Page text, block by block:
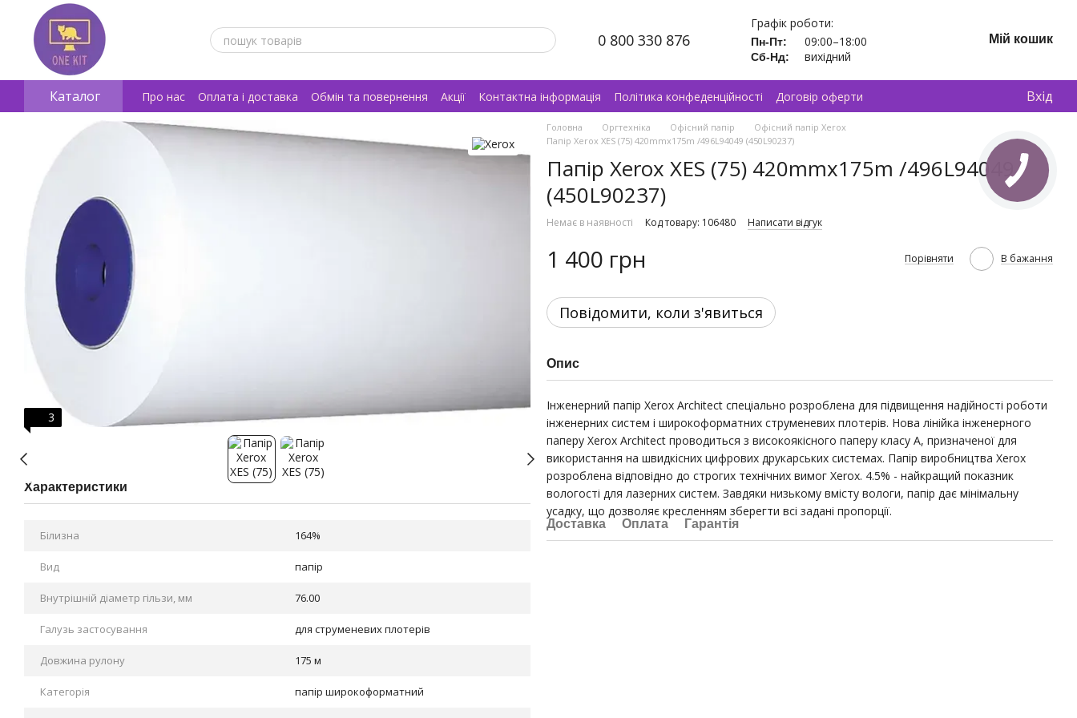
Перейти к основному контенту
0 800 330 876
Графік роботи:
Пн-Пт: 09:00–18:00
Сб-Нд: вихідний
Мій кошик
Каталог Про нас Оплата і доставка Обмін та повернення Акції Контактна інформація Політика конфеденційності
Договір оферти
Відгуки про магазин
Вхід
3
Характеристики
Білизна 164%
Вид папір
Внутрішній діаметр гільзи, мм 76.00
Галузь застосування для струменевих плотерів
Довжина рулону 175 м
Категорія папір широкоформатний
Головна Оргтехніка Офісний папір
Офісний папір Xerox
Папір Xerox XES (75) 420mmx175m /496L94049 (450L90237)
Папір Xerox XES (75) 420mmx175m /496L94049
(450L90237)
Немає в наявності Код товару: 106480 Написати відгук
1 400 грн Порівняти В бажання
Повідомити, коли з'явиться
Опис
Інженерний папір Xerox Architect спеціально розроблена для підвищення надійності роботи
інженерних систем і широкоформатних струменевих плотерів. Нова лінійка інженерного
паперу Xerox Architect проводиться з високоякісного паперу класу А, призначеної для
використання на швидкісних цифрових друкарських системах. Папір виробництва Xerox
розроблена відповідно до строгих технічних вимог Xerox. 4.5% - найкращий показник
вологості для лазерних систем. Завдяки низькому вмісту вологи, папір дає мінімальну
усадку, що дозволяє кресленням зберегти всі задані пропорції.
Доставка Оплата Гарантія